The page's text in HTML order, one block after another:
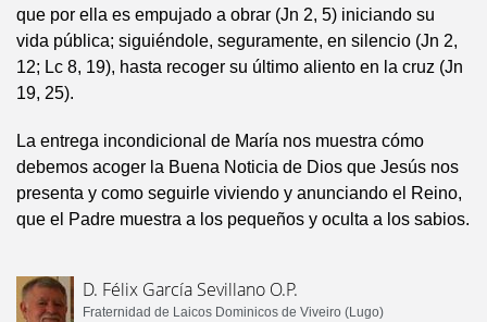
que por ella es empujado a obrar (Jn 2, 5) iniciando su
vida pública; siguiéndole, seguramente, en silencio (Jn 2,
12; Lc 8, 19), hasta recoger su último aliento en la cruz (Jn
19, 25).
La entrega incondicional de María nos muestra cómo
debemos acoger la Buena Noticia de Dios que Jesús nos
presenta y como seguirle viviendo y anunciando el Reino,
que el Padre muestra a los pequeños y oculta a los sabios.
D. Félix García Sevillano O.P.
Fraternidad de Laicos Dominicos de Viveiro (Lugo)